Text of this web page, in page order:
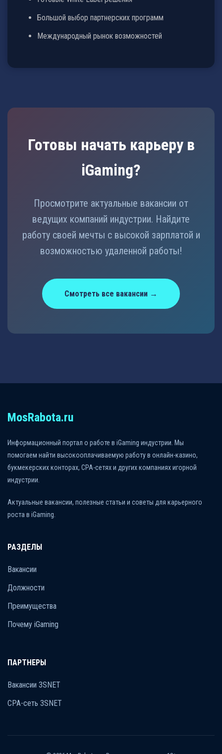
Большой выбор партнерских программ
Международный рынок возможностей
Готовы начать карьеру в
iGaming?
Просмотрите актуальные вакансии от
ведущих компаний индустрии. Найдите
работу своей мечты с высокой зарплатой и
возможностью удаленной работы!
Смотреть все вакансии →
MosRabota.ru
Информационный портал о работе в iGaming индустрии. Мы
помогаем найти высокооплачиваемую работу в онлайн-казино,
букмекерских конторах, CPA-сетях и других компаниях игорной
индустрии.
Актуальные вакансии, полезные статьи и советы для карьерного
роста в iGaming.
РАЗДЕЛЫ
Вакансии
Должности
Преимущества
Почему iGaming
ПАРТНЕРЫ
Вакансии 3SNET
CPA-сеть 3SNET